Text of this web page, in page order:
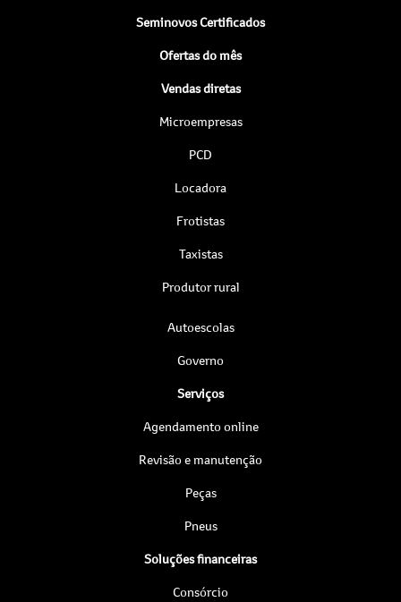
Seminovos Certificados
Ofertas do mês
Vendas diretas
Microempresas
PCD
Locadora
Frotistas
Taxistas
Produtor rural
Autoescolas
Governo
Serviços
Agendamento online
Revisão e manutenção
Peças
Pneus
Soluções financeiras
Consórcio